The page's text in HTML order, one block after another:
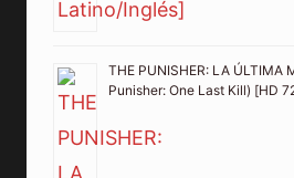
THE PUNISHER: LA ÚLTIMA
Punisher: One Last Kill) [HD